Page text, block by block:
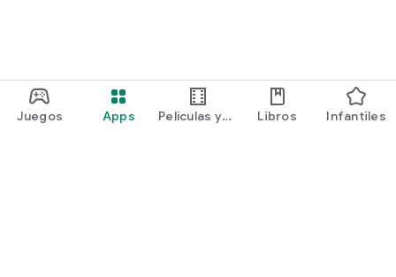
Juegos Apps
Películas y
Libros Infantiles